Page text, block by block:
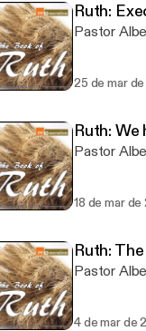
Ruth:
Pastor
25 de mar
Ruth:
Pastor
18 de mar de
Ruth:
Pastor
4 de mar de